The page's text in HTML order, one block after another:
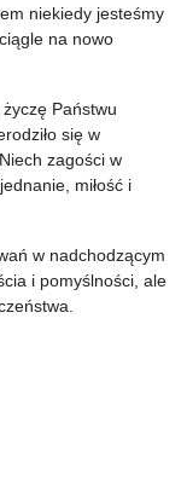
niekiedy jesteśmy
na nowo
Państwu
się w
zagości w
miłość i
w nadchodzącym
i pomyślności, ale